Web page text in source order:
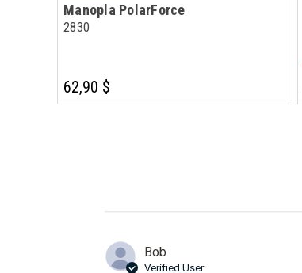
Manopla PolarForce
2830
62,90 $
Bob
Verified User